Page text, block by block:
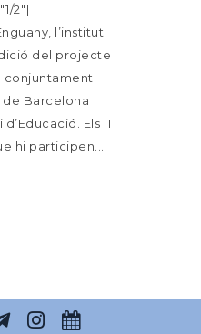
2"]
l’institut
del projecte
conjuntament
de Barcelona
Els 11
hi participen...